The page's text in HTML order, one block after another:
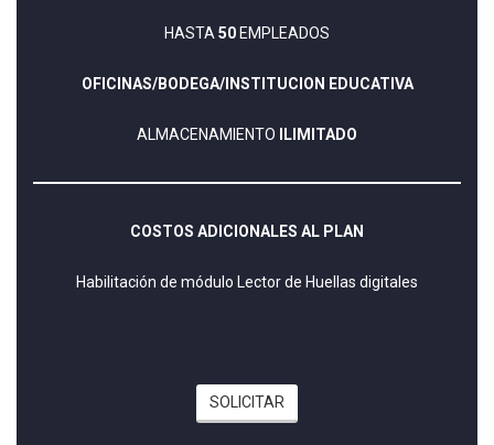
HASTA50 EMPLEADOS
OFICINAS/BODEGA/INSTITUCION EDUCATIVA
ALMACENAMIENTO ILIMITADO
COSTOS ADICIONALES AL PLAN
Habilitación de módulo Lector de Huellas digitales
SOLICITAR